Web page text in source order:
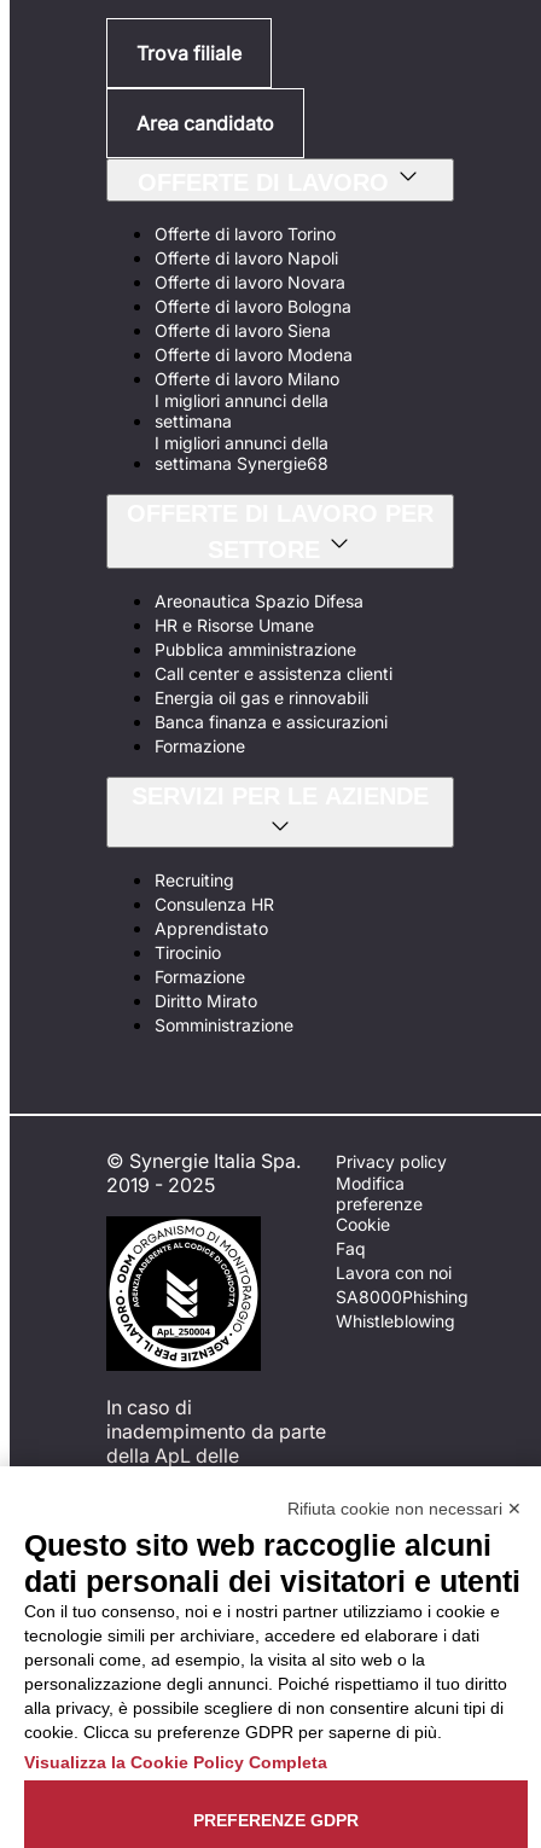
Trova filiale
Area candidato
Offerte di lavoro Torino
Offerte di lavoro Napoli
Offerte di lavoro Novara
Offerte di lavoro Bologna
Offerte di lavoro Siena
Offerte di lavoro Modena
Offerte di lavoro Milano
I migliori annunci della
settimana
I migliori annunci della
settimana Synergie68
Areonautica Spazio Difesa
HR e Risorse Umane
Pubblica amministrazione
Call center e assistenza clienti
Energia oil gas e rinnovabili
Banca finanza e assicurazioni
Formazione
Recruiting
Consulenza HR
Apprendistato
Tirocinio
Formazione
Diritto Mirato
Somministrazione
© Synergie Italia Spa.
2019 - 2025
In caso di
inadempimento da parte
della ApL delle
del Codice di Condotta, è
possibile presentare un
reclamo
all’Organismo di
Monitoraggio utilizzando
una delle modalità
descritte al seguente
indirizzo web
https://odm-
agenzielavoro.it/reclami/ .
Privacy policy
Modifica
preferenze
Cookie
Faq
Lavora con noi
SA8000Phishing
Whistleblowing
Rifiuta cookie non necessari ✕
Questo sito web raccoglie alcuni
dati personali dei visitatori e utenti
Con il tuo consenso, noi e i nostri partner utilizziamo i cookie e
tecnologie simili per archiviare, accedere ed elaborare i dati
personali come, ad esempio, la visita al sito web o la
personalizzazione degli annunci. Poiché rispettiamo il tuo diritto
alla privacy, è possibile scegliere di non consentire alcuni tipi di
cookie. Clicca su preferenze GDPR per saperne di più.
Visualizza la Cookie Policy Completa
PREFERENZE GDPR